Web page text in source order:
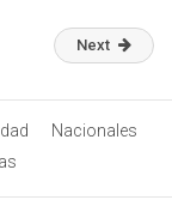
Next
Nacionales